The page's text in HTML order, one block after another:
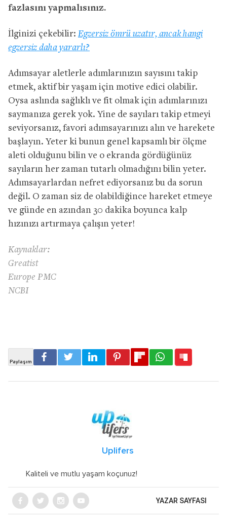
fazlasını yapmalısınız.
İlginizi çekebilir: Egzersiz ömrü uzatır, ancak hangi
egzersiz daha yararlı?
Adımsayar aletlerle adımlarınızın sayısını takip
etmek, aktif bir yaşam için motive edici olabilir.
Oysa aslında sağlıklı ve fit olmak için adımlarınızı
saymanıza gerek yok. Yine de sayıları takip etmeyi
seviyorsanız, favori adımsayarınızı alın ve harekete
başlayın. Yeter ki bunun genel kapsamlı bir ölçme
aleti olduğunu bilin ve o ekranda gördüğünüz
sayıların her zaman tutarlı olmadığını bilin yeter.
Adımsayarlardan nefret ediyorsanız bu da sorun
değil. O zaman siz de olabildiğince hareket etmeye
ve günde en azından 30 dakika boyunca kalp
hızınızı artırmaya çalışın yeter!
Kaynaklar:
Greatist
Europe PMC
NCBI
Uplifers
Kaliteli ve mutlu yaşam koçunuz!
YAZAR SAYFASI